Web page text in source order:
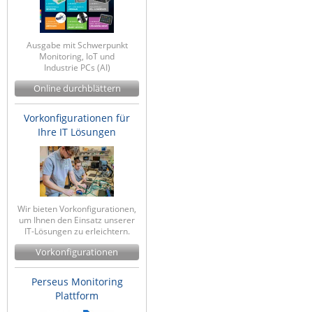
WATTECO
Westermo
Yuasa
ZPE Systems
News zu unseren Herstellern
Ausgabe mit Schwerpunkt
Monitoring, IoT und
Industrie PCs (AI)
Online durchblättern
Vorkonfigurationen für
Ihre IT Lösungen
Wir bieten Vorkonfigurationen,
um Ihnen den Einsatz unserer
IT-Lösungen zu erleichtern.
Vorkonfigurationen
Perseus Monitoring
Plattform